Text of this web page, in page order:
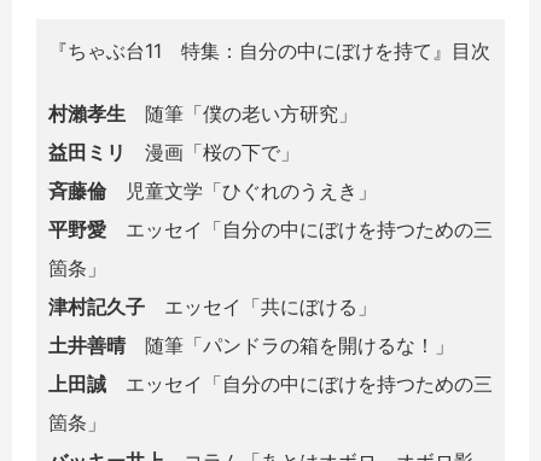
『ちゃぶ台11 特集：自分の中にぼけを持て』目次
村瀨孝生 随筆「僕の老い方研究」
益田ミリ
漫画「桜の下で」
斉藤倫児童文学「ひぐれのうえき」
平野愛 エッセイ「自分の中にぼけを持つための三
箇条」
津村記久子 エッセイ「共にぼける」
土井善晴随筆「パンドラの箱を開けるな！」
上田誠 エッセイ「自分の中にぼけを持つための三
箇条」